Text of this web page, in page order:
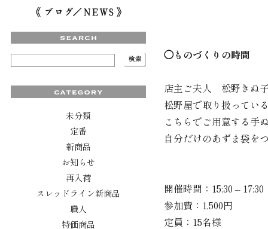
未分類
定番
新商品
お知らせ
再入荷
スレッドライン新商品
職人
特価商品
◯ものづくりの時間
店主ご夫人 松野きぬ
松野屋で取り扱ってい
こちらでご用意する手
自分だけのあずま袋を
開催時間：15:30 – 17:30
参加費：1,500円
定員：15名様